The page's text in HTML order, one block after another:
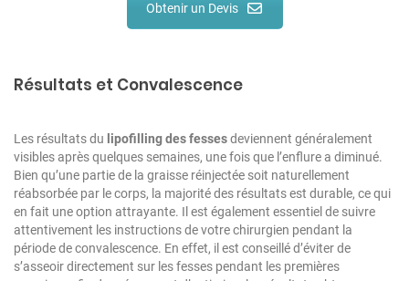
Obtenir un Devis
Résultats et Convalescence
Les résultats du lipofilling des fessesdeviennent généralement
visibles après quelques semaines, une fois que l’enflure a diminué.
Bien qu’une partie de la graisse réinjectée soit naturellement
réabsorbée par le corps, la majorité des résultats est durable, ce qui
en fait une option attrayante. Il est également essentiel de suivre
attentivement les instructions de votre chirurgien pendant la
période de convalescence. En effet, il est conseillé d’éviter de
s’asseoir directement sur les fesses pendant les premières